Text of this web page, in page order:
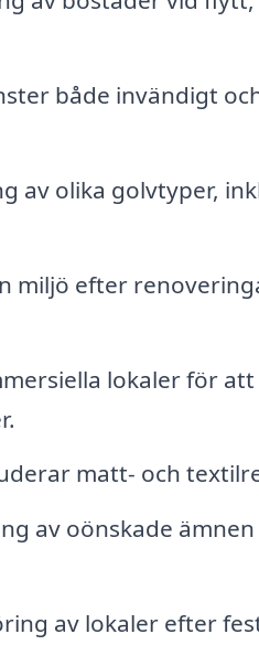
både invändigt
av olika golvtyper,
miljö efter
lokaler för
matt- och
av oönskade
av lokaler efter